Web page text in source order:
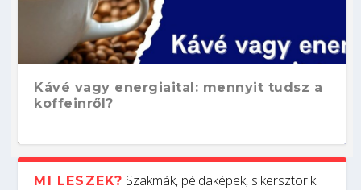
Kávé vagy energiaital: mennyit tudsz a
koffeinről?
MI LESZEK? Szakmák, példaképek, sikersztorik